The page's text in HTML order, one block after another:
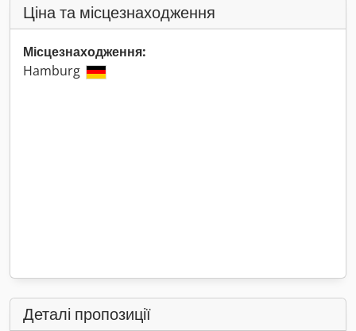
Ціна та місцезнаходження
Місцезнаходження:
Hamburg
Деталі пропозиції